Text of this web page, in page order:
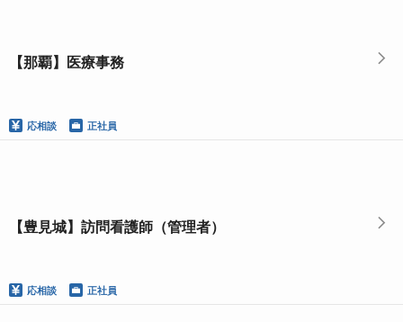
【那覇】医療事務
応相談 正社員
【豊見城】訪問看護師（管理者）
応相談 正社員